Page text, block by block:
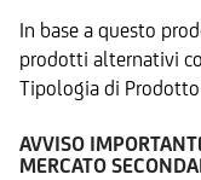
In base a questo
prodotti alternativi
Tipologia di
AVVISO
MERCATO